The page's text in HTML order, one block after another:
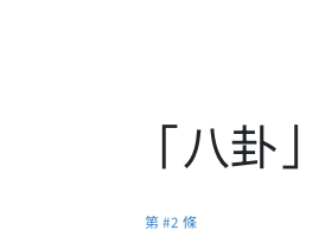
「八卦」
第 #2 條